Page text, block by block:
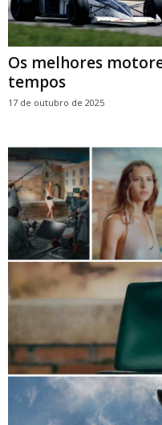
Os melhores
tempos
17 de outubro de 2025